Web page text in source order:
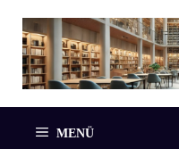
Inhalt
springen
MENÜ